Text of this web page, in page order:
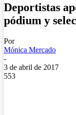
Deportistas
pódium y
Por
Mónica Mercado
-
3 de abril de 2017
553